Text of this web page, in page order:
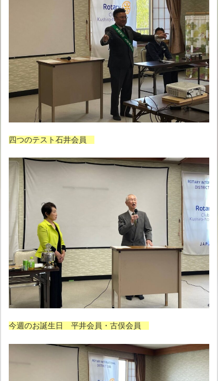
四つのテスト石井会員
今週のお誕生日 平井会員・古俣会員